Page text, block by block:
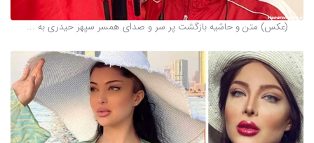
(عکس) متن و حاشیه بازگشت پر سر و صدای همسر سپهر حیدری به ...